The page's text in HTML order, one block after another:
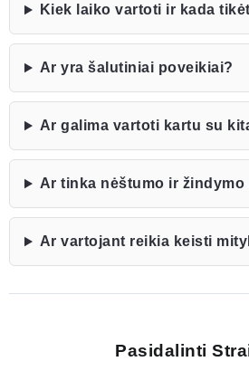
Kiek laiko vartoti ir kada
Ar yra šalutiniai poveikiai?
Ar galima vartoti kartu su
Ar tinka nėštumo ir
Ar vartojant reikia keisti
Pasidalinti